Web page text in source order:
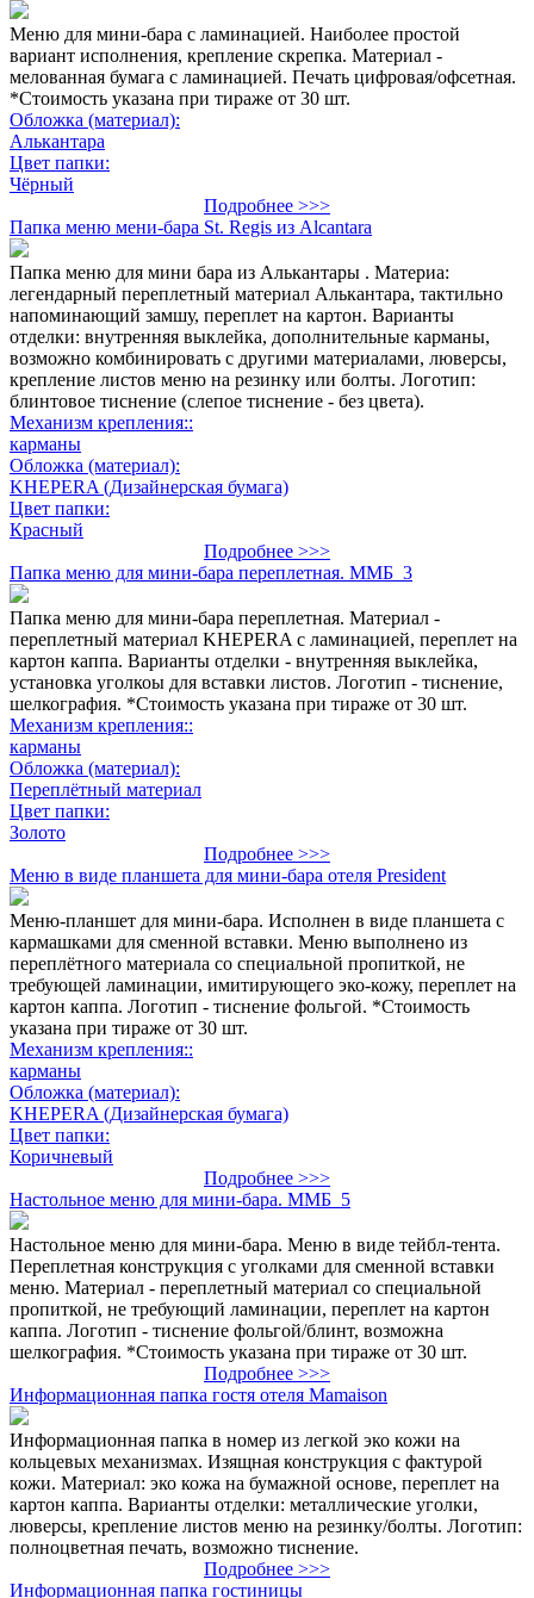
Меню для мини-бара с ламинацией. Наиболее простой
вариант исполнения, крепление скрепка. Материал -
мелованная бумага с ламинацией. Печать цифровая/офсетная.
*Стоимость указана при тираже от 30 шт.
Обложка (материал):
Алькантара
Цвет папки:
Чёрный
Подробнее >>>
Папка меню мени-бара St. Regis из Alcantara
Папка меню для мини бара из Алькантары . Материа:
легендарный переплетный материал Алькантара, тактильно
напоминающий замшу, переплет на картон. Варианты
отделки: внутренняя выклейка, дополнительные карманы,
возможно комбинировать с другими материалами, люверсы,
крепление листов меню на резинку или болты. Логотип:
блинтовое тиснение (слепое тиснение - без цвета).
Механизм крепления::
карманы
Обложка (материал):
KHEPERA (Дизайнерская бумага)
Цвет папки:
Красный
Подробнее >>>
Папка меню для мини-бара переплетная. ММБ_3
Папка меню для мини-бара переплетная. Материал -
переплетный материал KHEPERA с ламинацией, переплет на
картон каппа. Варианты отделки - внутренняя выклейка,
установка уголкоы для вставки листов. Логотип - тиснение,
шелкография. *Стоимость указана при тираже от 30 шт.
Механизм крепления::
карманы
Обложка (материал):
Переплётный материал
Цвет папки:
Золото
Подробнее >>>
Меню в виде планшета для мини-бара отеля President
Меню-планшет для мини-бара. Исполнен в виде планшета с
кармашками для сменной вставки. Меню выполнено из
переплётного материала со специальной пропиткой, не
требующей ламинации, имитирующего эко-кожу, переплет на
картон каппа. Логотип - тиснение фольгой. *Стоимость
указана при тираже от 30 шт.
Механизм крепления::
карманы
Обложка (материал):
KHEPERA (Дизайнерская бумага)
Цвет папки:
Коричневый
Подробнее >>>
Настольное меню для мини-бара. ММБ_5
Настольное меню для мини-бара. Меню в виде тейбл-тента.
Переплетная конструкция с уголками для сменной вставки
меню. Материал - переплетный материал со специальной
пропиткой, не требующий ламинации, переплет на картон
каппа. Логотип - тиснение фольгой/блинт, возможна
шелкография. *Стоимость указана при тираже от 30 шт.
Подробнее >>>
Информационная папка гостя отеля Mamaison
Информационная папка в номер из легкой эко кожи на
кольцевых механизмах. Изящная конструкция с фактурой
кожи. Материал: эко кожа на бумажной основе, переплет на
картон каппа. Варианты отделки: металлические уголки,
люверсы, крепление листов меню на резинку/болты. Логотип:
полноцветная печать, возможно тиснение.
Подробнее >>>
Информационная папка гостиницы